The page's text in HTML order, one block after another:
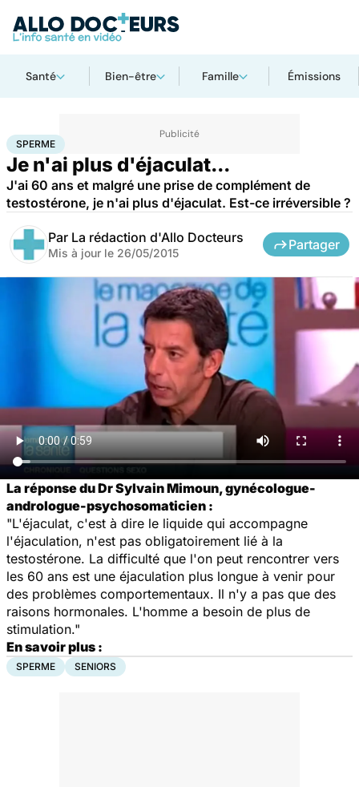
Santé Bien-être Famille Émissions
AccueilSanté
SPERME
Je n'ai plus d'éjaculat...
J'ai 60 ans et malgré une prise de complément de
testostérone, je n'ai plus d'éjaculat. Est-ce irréversible ?
Par La rédaction d'Allo Docteurs
Mis à jour le 26/05/2015
Partager
La réponse du Dr Sylvain Mimoun, gynécologue-
andrologue-psychosomaticien :
"L'éjaculat, c'est à dire le liquide qui accompagne
l'éjaculation, n'est pas obligatoirement lié à la
testostérone. La difficulté que l'on peut rencontrer vers
les 60 ans est une éjaculation plus longue à venir pour
des problèmes comportementaux. Il n'y a pas que des
raisons hormonales. L'homme a besoin de plus de
stimulation."
En savoir plus :
SPERME SENIORS